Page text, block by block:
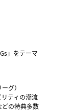
」をテーマ
グ）
ティの潮流
の特典多数